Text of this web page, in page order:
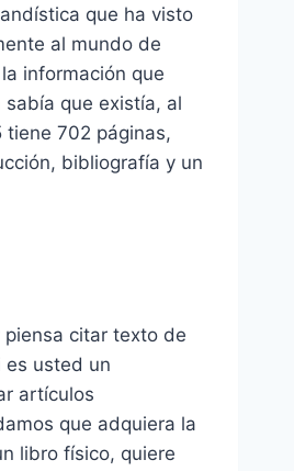
que ha visto
al mundo de
información que
que existía, al
tiene 702 páginas,
bibliografía y un
citar texto de
es usted un
artículos
que adquiera la
libro físico, quiere